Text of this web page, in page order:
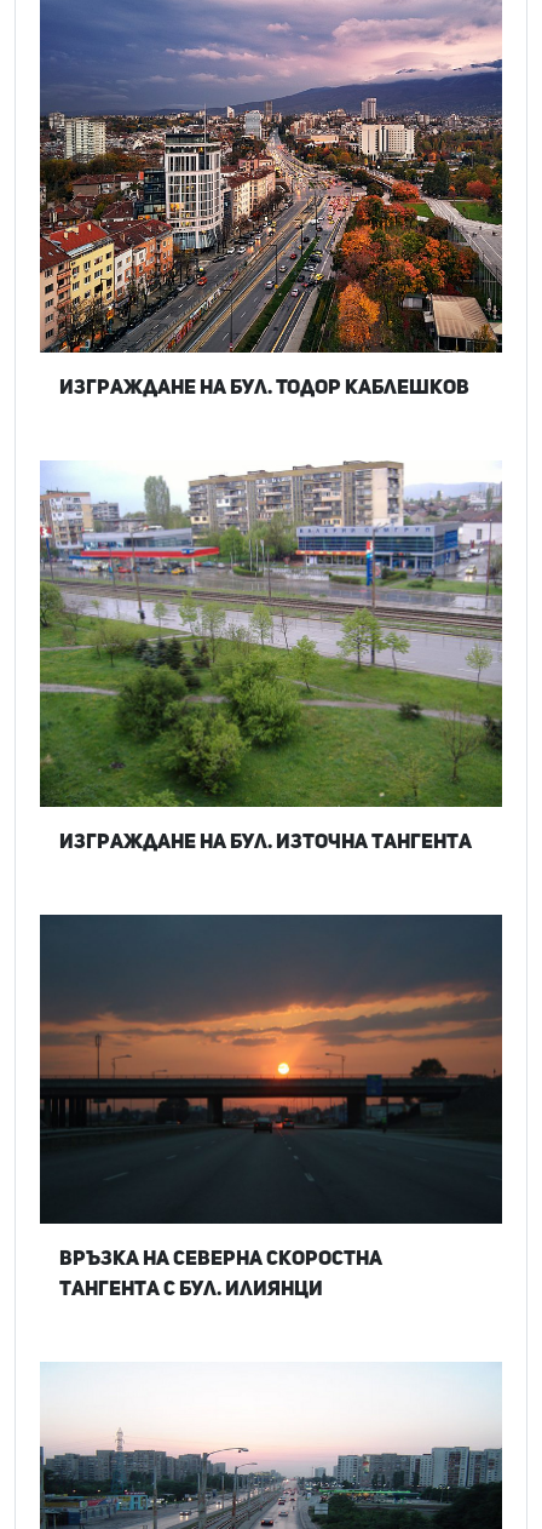
Изграждане на бул. Тодор Каблешков
Изграждане на бул. Източна тангента
Връзка на Северна скоростна
тангента с бул. Илиянци